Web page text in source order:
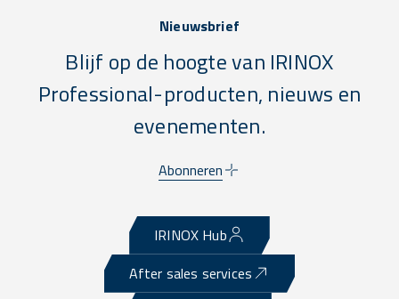
Nieuwsbrief
Blijf op de hoogte van IRINOX
Professional-producten, nieuws en
evenementen.
Abonneren
IRINOX Hub
After sales services